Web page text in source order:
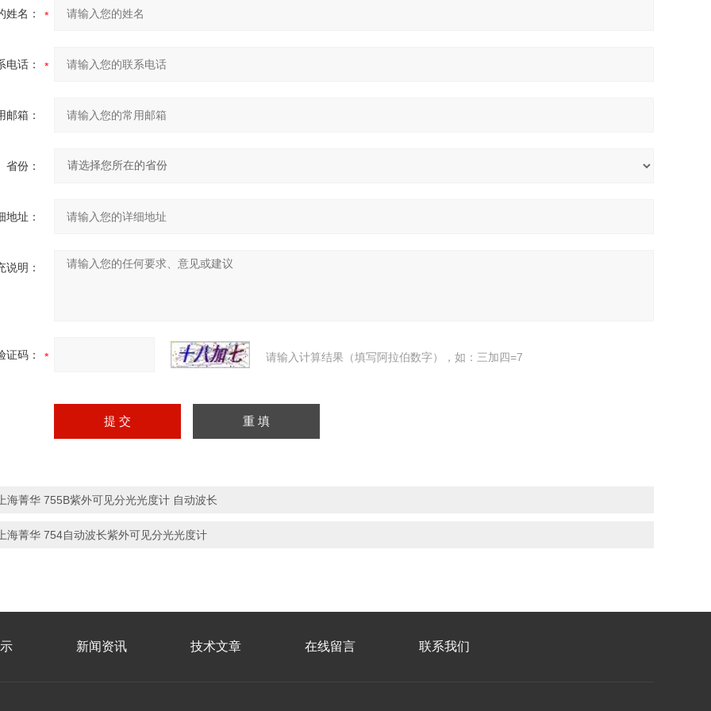
姓名：
电话：
邮箱：
省份：
地址：
说明：
证码： 请输入计算结果（填写阿拉伯数字），如：三加四=7
上海菁华 755B紫外可见分光光度计 自动波长
上海菁华 754自动波长紫外可见分光光度计
新闻资讯 技术文章 在线留言 联系我们